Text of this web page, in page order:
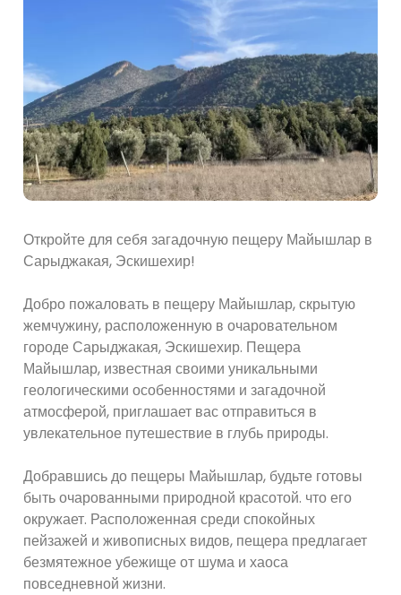
Откройте для себя загадочную пещеру Майышлар в
Сарыджакая, Эскишехир!
Добро пожаловать в пещеру Майышлар, скрытую
жемчужину, расположенную в очаровательном
городе Сарыджакая, Эскишехир. Пещера
Майышлар, известная своими уникальными
геологическими особенностями и загадочной
атмосферой, приглашает вас отправиться в
увлекательное путешествие в глубь природы.
Добравшись до пещеры Майышлар, будьте готовы
быть очарованными природной красотой. что его
окружает. Расположенная среди спокойных
пейзажей и живописных видов, пещера предлагает
безмятежное убежище от шума и хаоса
повседневной жизни.